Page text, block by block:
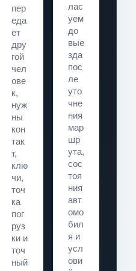
пер
еда
ет
дру
гой
чел
ове
к,
нуж
ны
кон
так
т,
клю
чи,
точ
ка
пог
руз
ки и
точ
ный
лас
уем
до
вые
зда
пос
ле
уто
чне
ния
мар
шр
ута,
сос
тоя
ния
авт
омо
бил
я и
усл
ови